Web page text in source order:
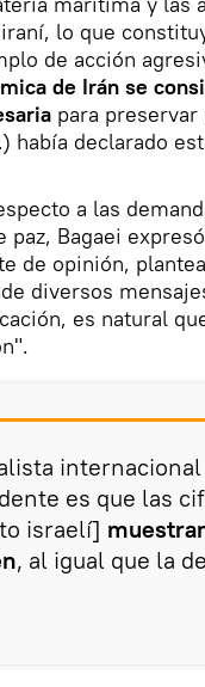
lo que
de acción
de Irán se
para
había declarado
a las
paz, Bagaei
de opinión,
diversos
es natural
es que las
israelí]
, al igual que la